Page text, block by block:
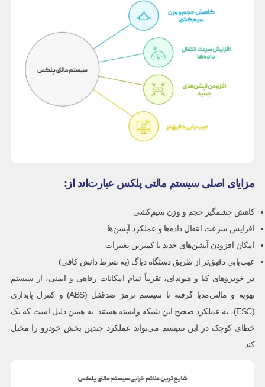
مزایای اصلی سیستم مالتی پلکس عبارت‌اند از:
کاهش چشمگیر حجم و وزن سیم‌کشی
افزایش سرعت انتقال داده‌ها و عملکرد آپشن‌ها
امکان افزودن آپشن‌های جدید با کمترین تغییرات
عیب‌یابی دقیق‌تر از طریق دستگاه دیاگ (به شرط دانش کافی)
در خودروهای کیا و هیوندای، تقریباً تمام امکانات رفاهی و ایمنی، از سیستم
تهویه و مالتی‌مدیا گرفته تا سیستم ترمز ضدقفل (ABS) و کنترل پایداری
(ESC)، به عملکرد صحیح این شبکه وابسته هستند. به همین دلیل است که یک
خطای کوچک در این سیستم می‌تواند عملکرد چندین بخش خودرو را مختل
کند.